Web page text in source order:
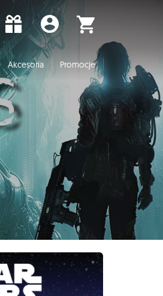
Akcesoria Promocje